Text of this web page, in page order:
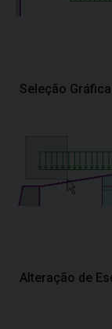
Seleção Gráfica
Alteração de